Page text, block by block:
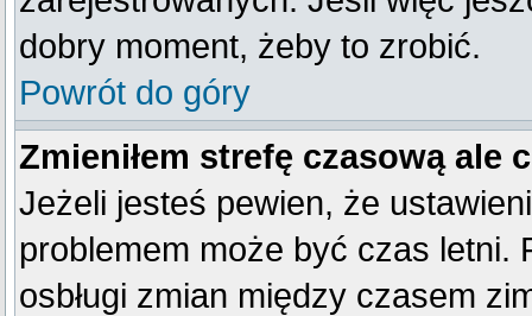
dobry moment, żeby to zrobić.
Powrót do góry
Zmieniłem strefę czasową ale
Jeżeli jesteś pewien, że
problemem może być czas letni.
osbługi zmian między czasem